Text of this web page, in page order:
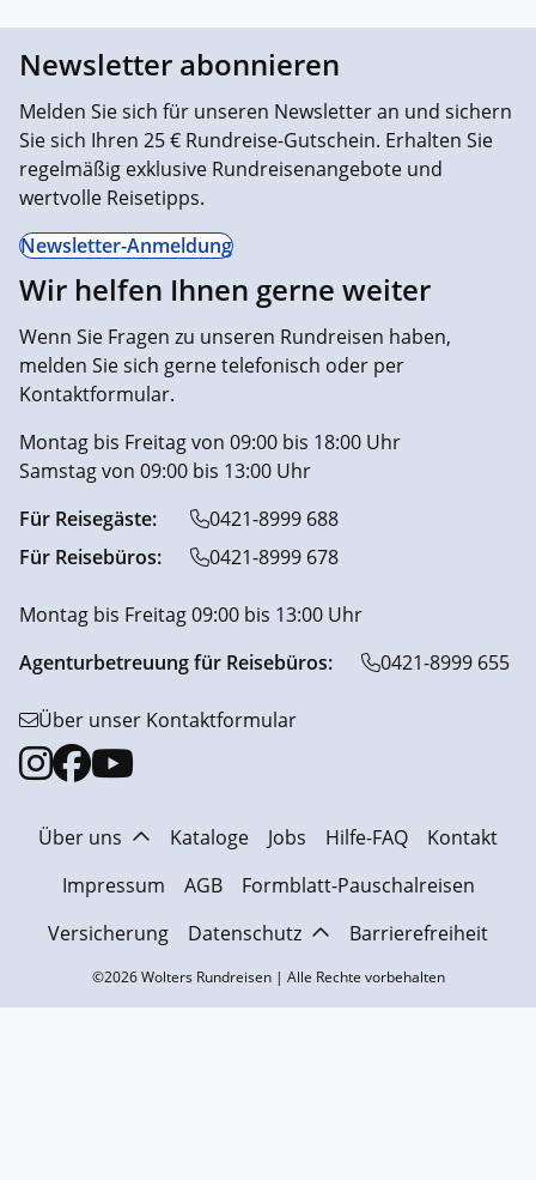
Newsletter abonnieren
Melden Sie sich für unseren Newsletter an und sichern
Sie sich Ihren 25 € Rundreise-Gutschein. Erhalten Sie
regelmäßig exklusive Rundreisenangebote und
wertvolle Reisetipps.
Newsletter-Anmeldung
Wir helfen Ihnen gerne weiter
Wenn Sie Fragen zu unseren Rundreisen haben,
melden Sie sich gerne telefonisch oder per
Kontaktformular.
Montag bis Freitag von 09:00 bis 18:00 Uhr
Samstag von 09:00 bis 13:00 Uhr
Für Reisegäste:
0421-8999 688
Für Reisebüros:
0421-8999 678
Montag bis Freitag 09:00 bis 13:00 Uhr
Agenturbetreuung für Reisebüros:
0421-8999 655
Über unser Kontaktformular
Über uns Kataloge Jobs Hilfe-FAQ
Kontakt
Impressum
AGB
Formblatt-Pauschalreisen
Versicherung
Datenschutz Barrierefreiheit
©2026 Wolters Rundreisen | Alle Rechte vorbehalten